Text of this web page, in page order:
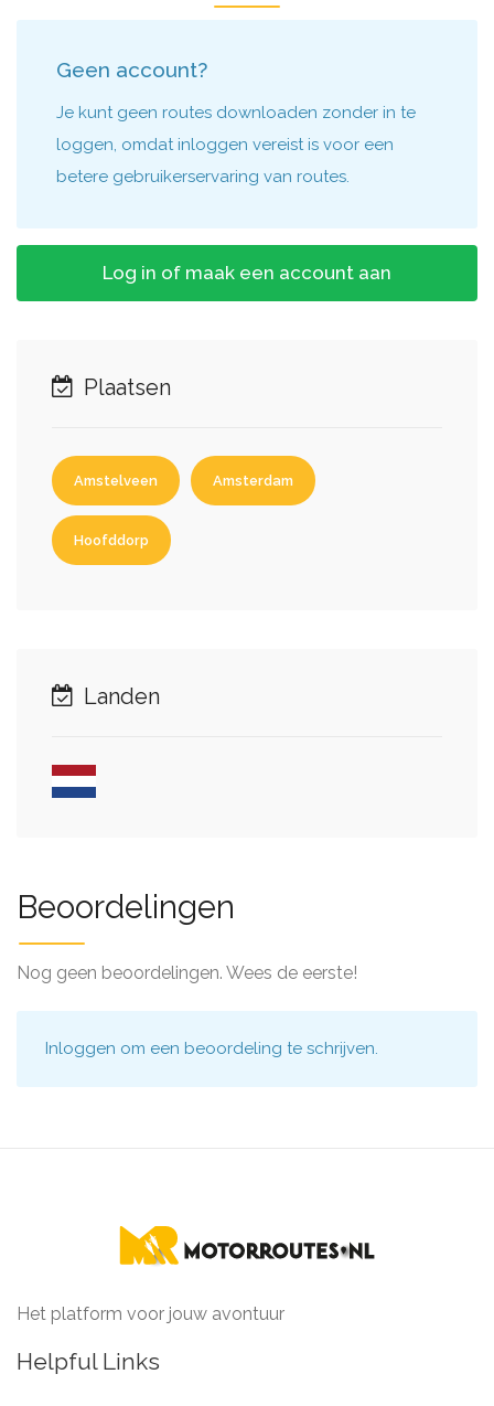
Geen account?
Je kunt geen routes downloaden zonder in te
loggen, omdat inloggen vereist is voor een
betere gebruikerservaring van routes.
Log in of maak een account aan
Plaatsen
Amstelveen Amsterdam
Hoofddorp
Landen
Beoordelingen
Nog geen beoordelingen. Wees de eerste!
Inloggen om een beoordeling te schrijven.
Het platform voor jouw avontuur
Helpful Links